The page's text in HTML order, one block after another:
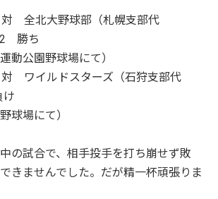
全北大野球部（札幌支部代
ち
動公園野球場にて）
ワイルドスターズ（石狩支部代
球場にて）
の試合で、相手投手を打ち崩せず敗
きませんでした。だが精一杯頑張りま